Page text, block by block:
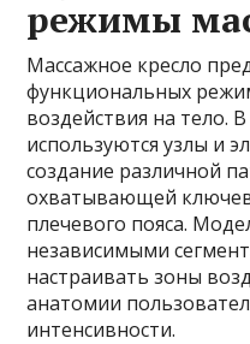
режимы
Массажное кресло
функциональных
воздействия на тело.
используются узлы и
создание различной
охватывающей
плечевого пояса.
независимыми
настраивать зоны
анатомии
интенсивности.